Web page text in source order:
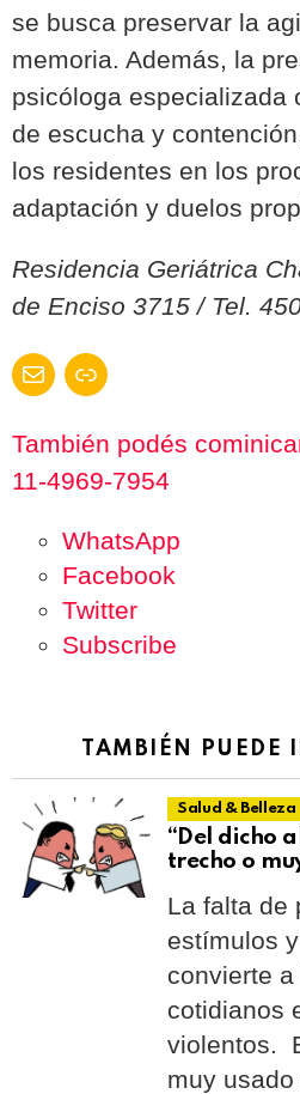
se busca preservar la
memoria. Además, la
psicóloga especializada
de escucha y
los residentes en los
adaptación y duelos
Residencia Geriátrica
de Enciso 3715 / Tel.
Correo electrónico Enlace
También podés
11-4969-7954
WhatsApp
Facebook
Twitter
Subscribe
TAMBIÉN PUEDE
Salud & Belleza
“Del dicho
trecho o
La falta de
estímulos
convierte
cotidianos
violentos.
muy